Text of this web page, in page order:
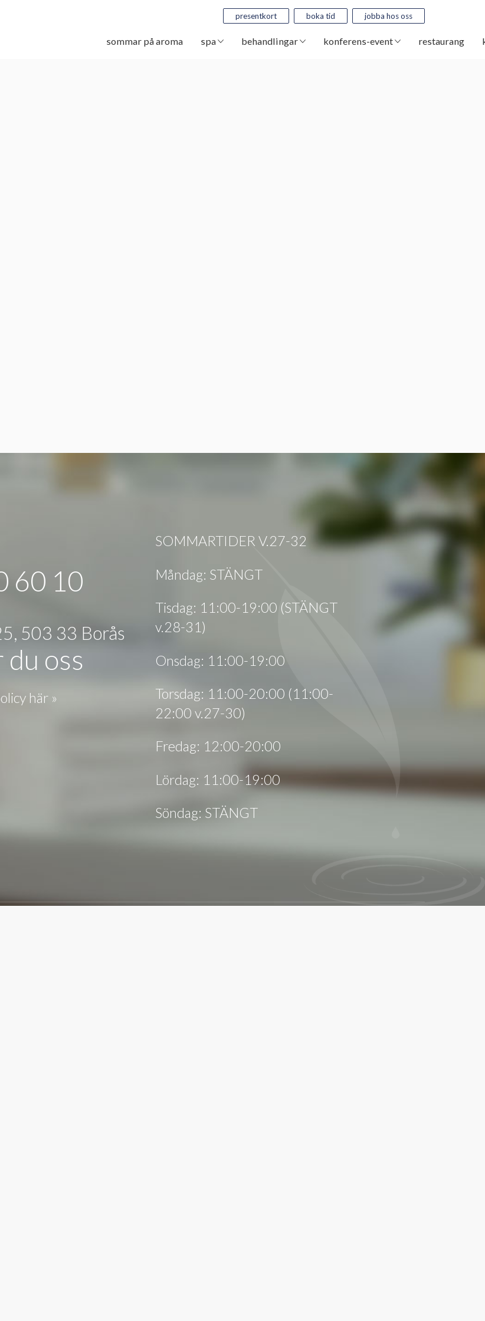
presentkort boka tid jobba hos oss
sommar på aroma spa behandlingar konferens-event restaurang
60 10
503 33 Borås
oss
här »
SOMMARTIDER V.27-32
Måndag: STÄNGT
Tisdag: 11:00-19:00 (STÄNGT
v.28-31)
Onsdag: 11:00-19:00
Torsdag: 11:00-20:00 (11:00-
22:00 v.27-30)
Fredag: 12:00-20:00
Lördag: 11:00-19:00
Söndag: STÄNGT